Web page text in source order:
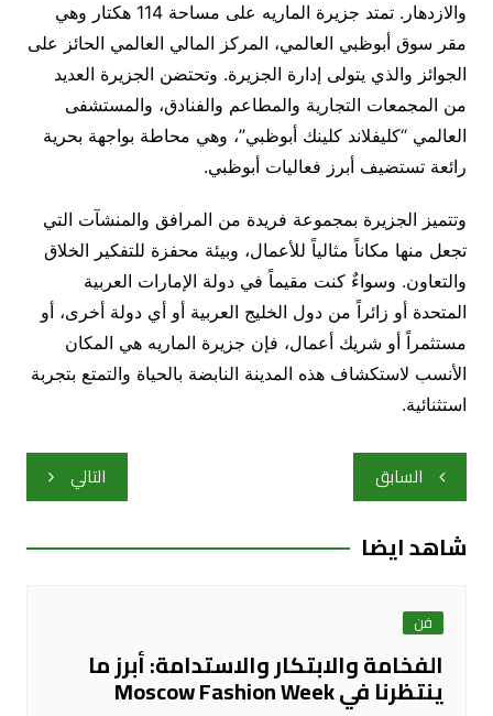
والازدهار. تمتد جزيرة الماريه على مساحة 114 هكتار وهي
مقر سوق أبوظبي العالمي، المركز المالي العالمي الحائز على
الجوائز والذي يتولى إدارة الجزيرة. وتحتضن الجزيرة العديد
من المجمعات التجارية والمطاعم والفنادق، والمستشفى
العالمي “كليفلاند كلينك أبوظبي”، وهي محاطة بواجهة بحرية
رائعة تستضيف أبرز فعاليات أبوظبي.
وتتميز الجزيرة بمجموعة فريدة من المرافق والمنشآت التي
تجعل منها مكاناً مثالياً للأعمال، وبيئة محفزة للتفكير الخلاق
والتعاون. وسواءٌ كنت مقيماً في دولة الإمارات العربية
المتحدة أو زائراً من دول الخليج العربية أو أي دولة أخرى، أو
مستثمراً أو شريك أعمال، فإن جزيرة الماريه هي المكان
الأنسب لاستكشاف هذه المدينة النابضة بالحياة والتمتع بتجربة
استثنائية.
تصفّح
المقالات
السابق التالي
شاهد ايضا
فن
الفخامة والابتكار والاستدامة: أبرز ما
ينتظرنا في Moscow Fashion Week